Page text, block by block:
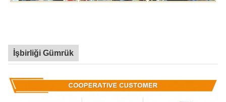
İşbirliği Gümrük